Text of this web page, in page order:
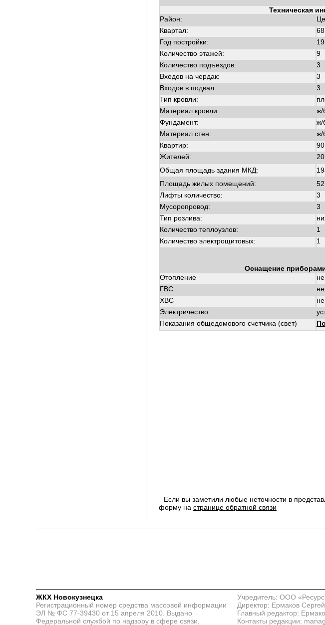
Техническая
Район:
Квартал:
68
Год постройки:
Количество этажей:
9
Количество подъездов:
3
Входов на чердак:
3
Входов в подвал:
3
Тип кровли:
Материал кровли:
ж/
Фундамент:
ж/
Материал стен:
ж/
Квартир:
90
Жителей:
Общая площадь здания МКД:
Площадь жилых помещений:
Лифты количество:
3
Мусоропровод:
3
Тип розлива:
Количество теплоузлов:
1
Количество электрощитовых:
1
Оснащение
Отопление
ГВС
ХВС
Электричество
Показания общедомового счетчика (свет)
Если вы заметили любые неточности в
форму на странице обратной связи
ЖКХ Новокузнецка
Регистрационный номер средства массовой информации
ЭЛ № ФС 77-39430 от 15 апреля 2010. Выдано
Федеральной службой по надзору в сфере связи,
Учредитель: ООО
Директор: Ермаков
Главный редактор:
Контакты редакции: